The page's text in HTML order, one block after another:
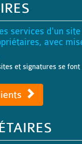
services d'un
avec
et signatures se